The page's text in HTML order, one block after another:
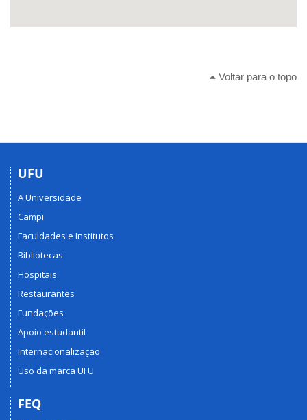
Voltar para o topo
UFU
A Universidade
Campi
Faculdades e Institutos
Bibliotecas
Hospitais
Restaurantes
Fundações
Apoio estudantil
Internacionalização
Uso da marca UFU
FEQ